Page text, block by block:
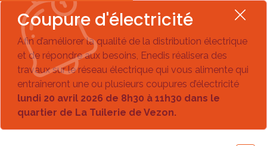
Coupure d'électricité
Afin d’améliorer la qualité de la distribution électrique
et de répondre aux besoins, Enedis réalisera des
travaux sur le réseau électrique qui vous alimente qui
entraîneront une ou plusieurs coupures d’électricité
lundi 20 avril 2026 de 8h30 à 11h30 dans le
quartier de La Tuilerie de Vezon.